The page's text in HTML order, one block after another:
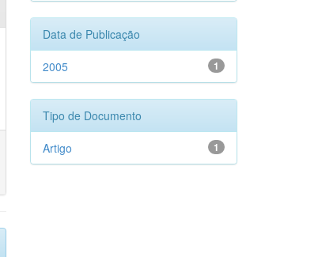
Data de Publicação
1
2005
Tipo de Documento
1
Artigo